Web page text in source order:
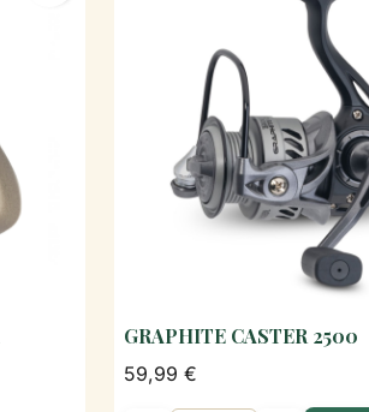
Aperçu rapide
GRAPHITE CASTER 2500
59,99 €